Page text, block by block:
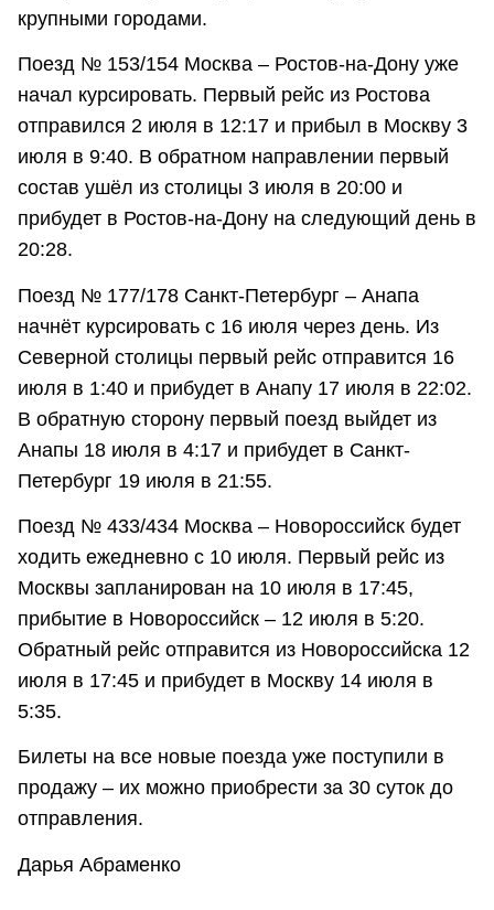
крупными городами.
Поезд № 153/154 Москва – Ростов-на-Дону уже
начал курсировать. Первый рейс из Ростова
отправился 2 июля в 12:17 и прибыл в Москву 3
июля в 9:40. В обратном направлении первый
состав ушёл из столицы 3 июля в 20:00 и
прибудет в Ростов-на-Дону на следующий день в
20:28.
Поезд № 177/178 Санкт-Петербург – Анапа
начнёт курсировать с 16 июля через день. Из
Северной столицы первый рейс отправится 16
июля в 1:40 и прибудет в Анапу 17 июля в 22:02.
В обратную сторону первый поезд выйдет из
Анапы 18 июля в 4:17 и прибудет в Санкт-
Петербург 19 июля в 21:55.
Поезд № 433/434 Москва – Новороссийск будет
ходить ежедневно с 10 июля. Первый рейс из
Москвы запланирован на 10 июля в 17:45,
прибытие в Новороссийск – 12 июля в 5:20.
Обратный рейс отправится из Новороссийска 12
июля в 17:45 и прибудет в Москву 14 июля в
5:35.
Билеты на все новые поезда уже поступили в
продажу – их можно приобрести за 30 суток до
отправления.
Дарья Абраменко